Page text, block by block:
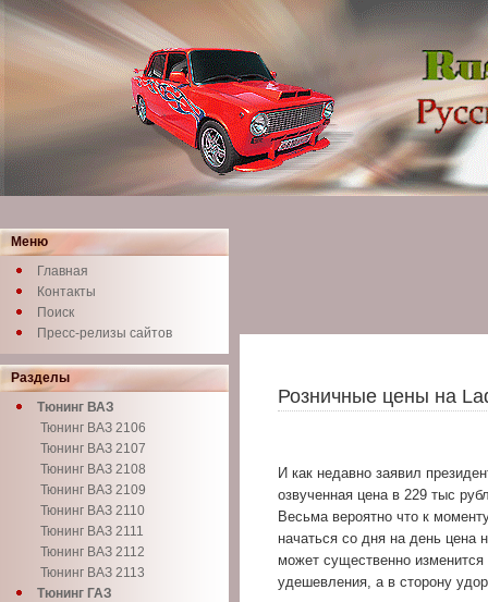
Меню
Главная
Контакты
Поиск
Пресс-релизы сайтов
Разделы
Тюнинг ВАЗ
Тюнинг ВАЗ 2106
Тюнинг ВАЗ 2107
Тюнинг ВАЗ 2108
Тюнинг ВАЗ 2109
Тюнинг ВАЗ 2110
Тюнинг ВАЗ 2111
Тюнинг ВАЗ 2112
Тюнинг ВАЗ 2113
Тюнинг ГАЗ
Розничные цены на
И как недавно заявил
озвученная цена в 229 тыс
Весьма вероятно что к
начаться со дня на день цена
может существенно
удешевления, а в сторону